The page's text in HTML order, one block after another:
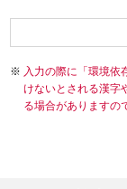
入力の際に「環境依
けないとされる漢字
る場合がありますの